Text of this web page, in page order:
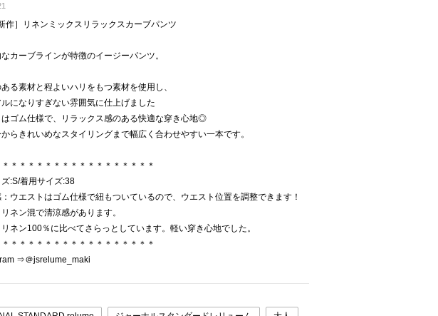
作］リネンミックスリラックスカーブパンツ
カーブラインが特徴のイージーパンツ。
る素材と程よいハリをもつ素材を使用し、
になりすぎない雰囲気に仕上げました
はゴム仕様で、リラックス感のある快適な穿き心地◎
らきれいめなスタイリングまで幅広く合わせやすい一本です。
＊＊＊＊＊＊＊＊＊＊＊＊＊＊＊＊＊＊
:S/着用サイズ:38
ウエストはゴム仕様で紐もついているので、ウエスト位置を調整できます！
ネン混で清涼感があります。
ネン100％に比べてさらっとしています。軽い穿き心地でした。
＊＊＊＊＊＊＊＊＊＊＊＊＊＊＊＊＊＊
⇒＠jsrelume_maki